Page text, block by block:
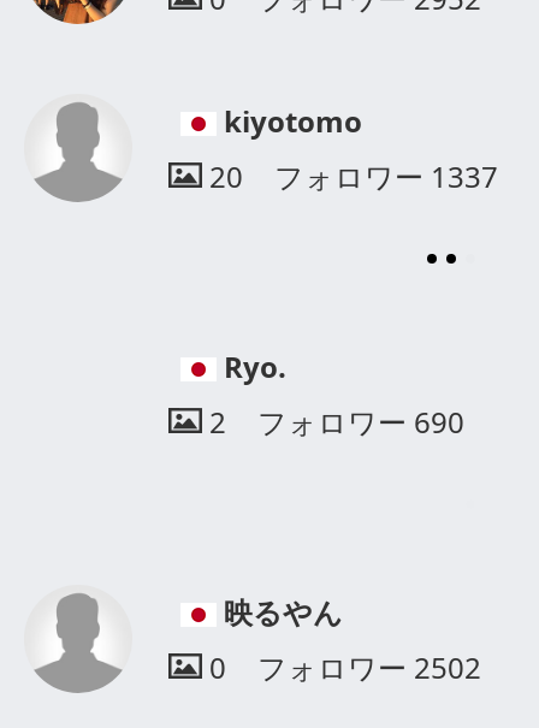
kiyotomo
20
フォロワー 1337